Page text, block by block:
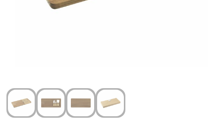
Wijn, bier en proeverij
Zomerpakketten